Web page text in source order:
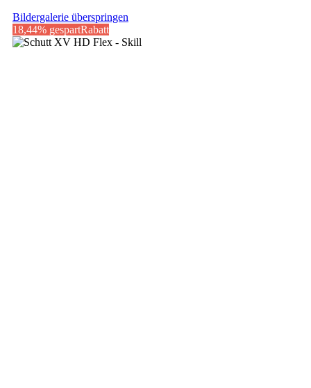
Bildergalerie überspringen
18,44% gespartRabatt